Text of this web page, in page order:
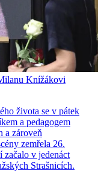
Knížákovi
života se v pátek
a pedagogem
a zároveň
zemřela 26.
začalo v jedenáct
Strašnicích.